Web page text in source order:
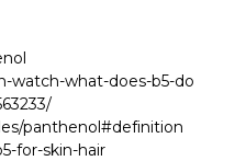
watch-what-does-b5-do
panthenol#definition
for-skin-hair